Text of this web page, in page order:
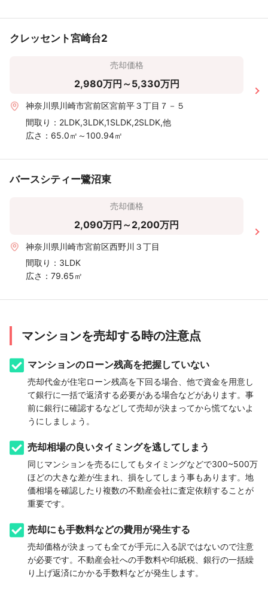
クレッセント宮崎台2
売却価格
2,980万円～5,330万円
神奈川県川崎市宮前区宮前平３丁目７－５
間取り： 2LDK,3LDK,1SLDK,2SLDK,他
広さ： 65.0㎡～100.94㎡
バースシティー鷺沼東
売却価格
2,090万円～2,200万円
神奈川県川崎市宮前区西野川３丁目
間取り： 3LDK
広さ： 79.65㎡
マンションを売却する時の注意点
マンションのローン残高を把握していない
売却代金が住宅ローン残高を下回る場合、他で資金を用意し
て銀行に一括で返済する必要がある場合などがあります。事
前に銀行に確認するなどして売却が決まってから慌てないよ
うにしましょう。
売却相場の良いタイミングを逃してしまう
同じマンションを売るにしてもタイミングなどで300~500万
ほどの大きな差が生まれ、損をしてしまう事もあります。地
価相場を確認したり複数の不動産会社に査定依頼することが
重要です。
売却にも手数料などの費用が発生する
売却価格が決まっても全てが手元に入る訳ではないので注意
が必要です。不動産会社への手数料や印紙税、銀行の一括繰
り上げ返済にかかる手数料などが発生します。